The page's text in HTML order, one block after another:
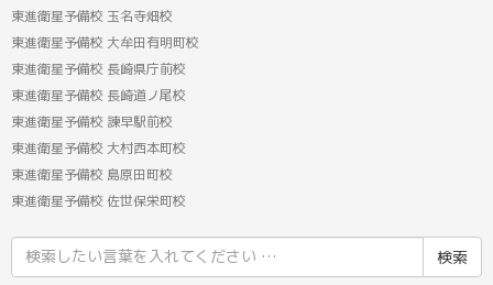
東進衛星予備校 玉名寺畑校
東進衛星予備校 大牟田有明町校
東進衛星予備校 長崎県庁前校
東進衛星予備校 長崎道ノ尾校
東進衛星予備校 諫早駅前校
東進衛星予備校 大村西本町校
東進衛星予備校 島原田町校
東進衛星予備校 佐世保栄町校
索